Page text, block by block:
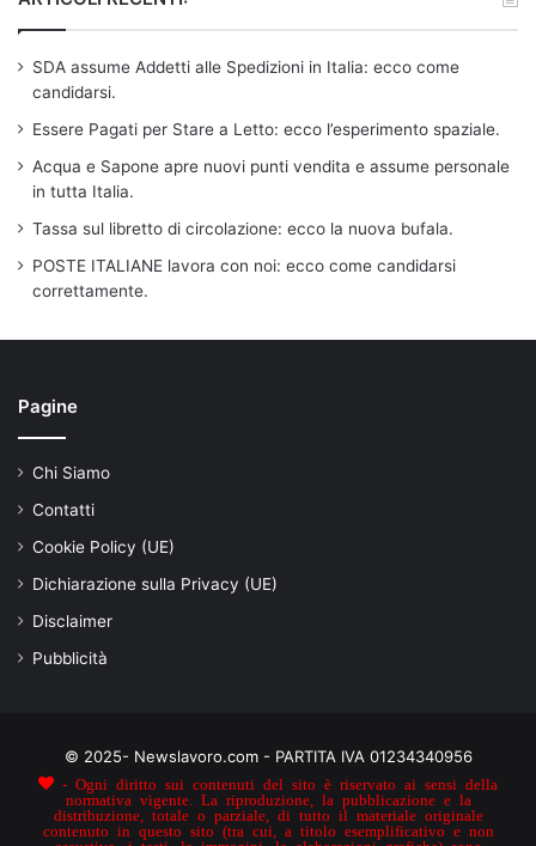
SDA assume Addetti alle Spedizioni in Italia: ecco come
candidarsi.
Essere Pagati per Stare a Letto: ecco l’esperimento spaziale.
Acqua e Sapone apre nuovi punti vendita e assume personale
in tutta Italia.
Tassa sul libretto di circolazione: ecco la nuova bufala.
POSTE ITALIANE lavora con noi: ecco come candidarsi
correttamente.
Pagine
Chi Siamo
Contatti
Cookie Policy (UE)
Dichiarazione sulla Privacy (UE)
Disclaimer
Pubblicità
© 2025- Newslavoro.com - PARTITA IVA 01234340956
- Ogni diritto sui contenuti del sito è riservato ai sensi della
normativa vigente. La riproduzione, la pubblicazione e la
distribuzione, totale o parziale, di tutto il materiale originale
contenuto in questo sito (tra cui, a titolo esemplificativo e non